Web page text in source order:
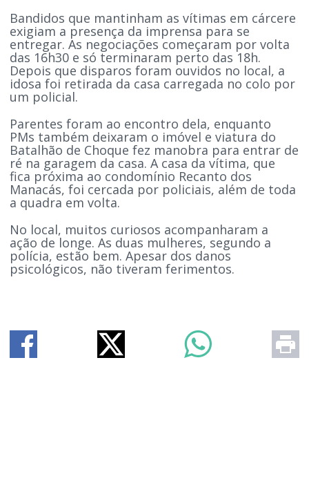
Bandidos que mantinham as vítimas em cárcere
exigiam a presença da imprensa para se
entregar. As negociações começaram por volta
das 16h30 e só terminaram perto das 18h.
Depois que disparos foram ouvidos no local, a
idosa foi retirada da casa carregada no colo por
um policial.
Parentes foram ao encontro dela, enquanto
PMs também deixaram o imóvel e viatura do
Batalhão de Choque fez manobra para entrar de
ré na garagem da casa. A casa da vítima, que
fica próxima ao condomínio Recanto dos
Manacás, foi cercada por policiais, além de toda
a quadra em volta.
No local, muitos curiosos acompanharam a
ação de longe. As duas mulheres, segundo a
polícia, estão bem. Apesar dos danos
psicológicos, não tiveram ferimentos.